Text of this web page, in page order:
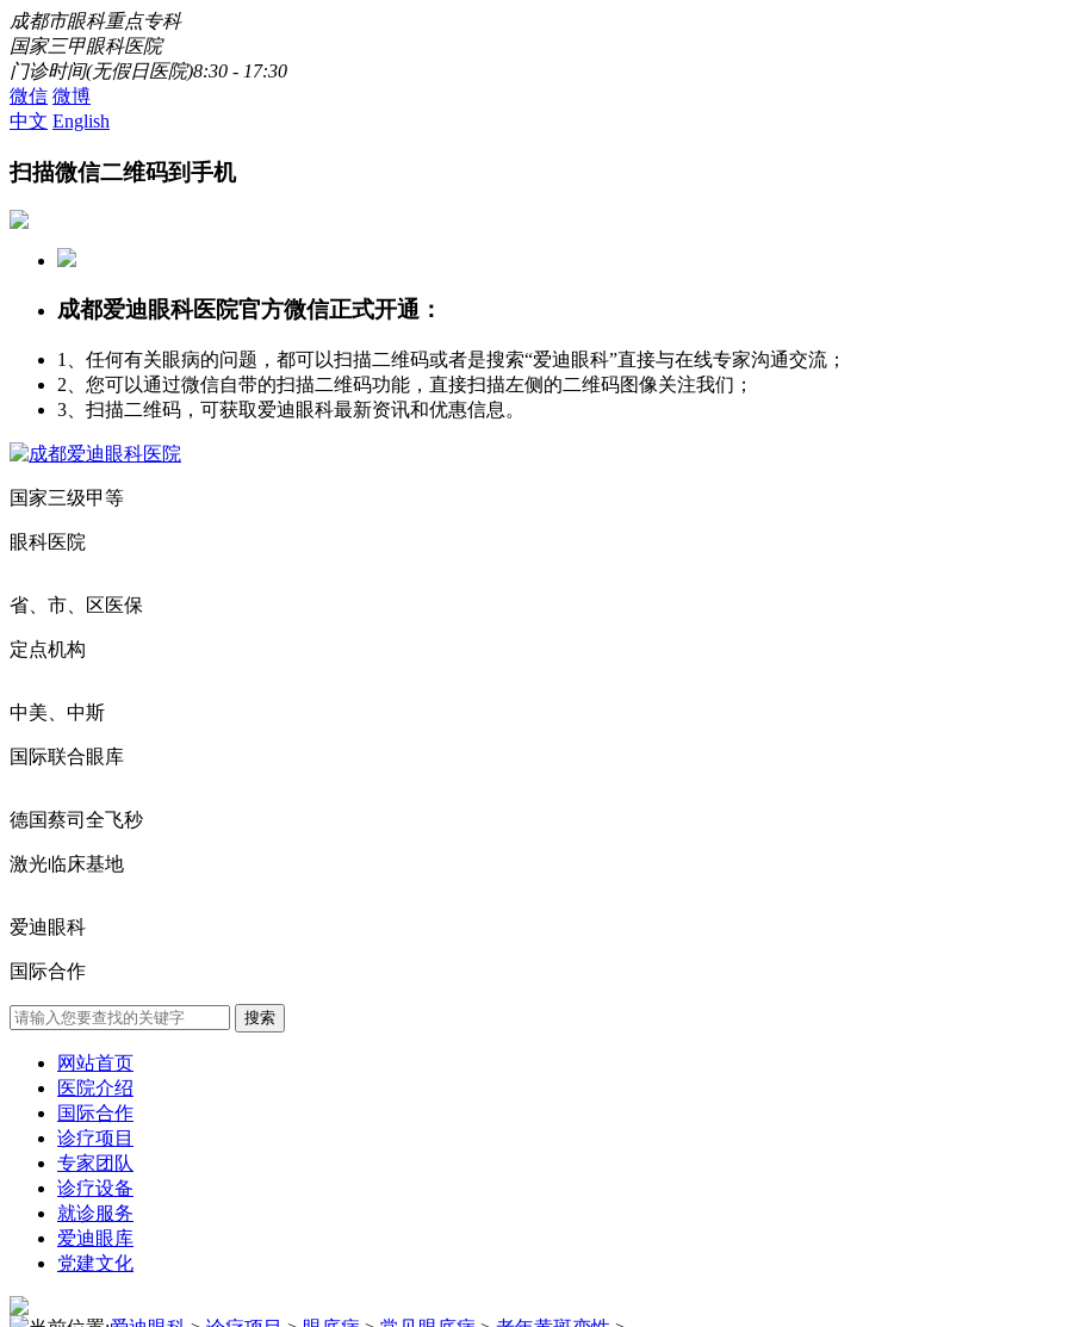
成都市眼科重点专科
国家三甲眼科医院
门诊时间(无假日医院)8:30 - 17:30
微信 微博
中文 English
扫描微信二维码到手机
成都爱迪眼科医院官方微信正式开通：
1、任何有关眼病的问题，都可以扫描二维码或者是搜索“爱迪眼科”直接与在线专家沟通交流；
2、您可以通过微信自带的扫描二维码功能，直接扫描左侧的二维码图像关注我们；
3、扫描二维码，可获取爱迪眼科最新资讯和优惠信息。
国家三级甲等
眼科医院
省、市、区医保
定点机构
中美、中斯
国际联合眼库
德国蔡司全飞秒
激光临床基地
爱迪眼科
国际合作
网站首页
医院介绍
国际合作
诊疗项目
专家团队
诊疗设备
就诊服务
爱迪眼库
党建文化